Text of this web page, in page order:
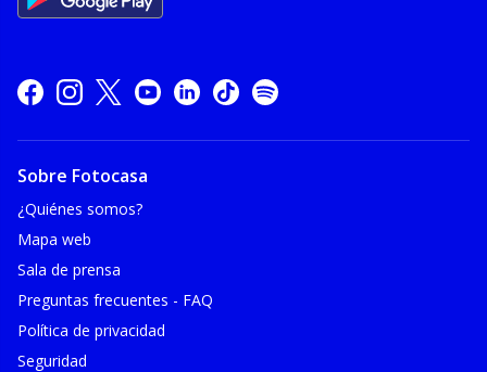
Sobre Fotocasa
¿Quiénes somos?
Mapa web
Sala de prensa
Preguntas frecuentes - FAQ
Política de privacidad
Seguridad